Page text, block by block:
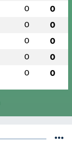
0 0
0 0
0 0
0 0
0 0